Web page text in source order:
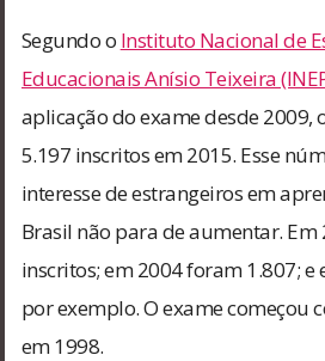
Segundo o Instituto Nacional de
Educacionais Anísio Teixeira
aplicação do exame desde 2009,
5.197 inscritos em 2015. Esse
interesse de estrangeiros em
Brasil não para de aumentar. Em
inscritos; em 2004 foram 1.807; e
por exemplo. O exame começou
em 1998.